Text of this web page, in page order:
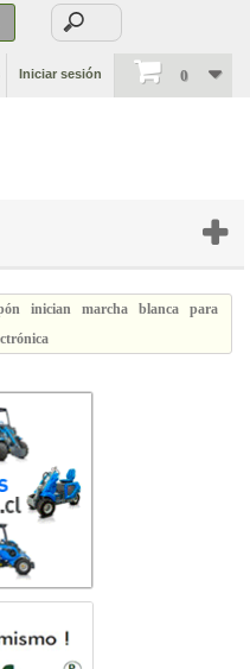
0
Iniciar sesión
inician marcha blanca para